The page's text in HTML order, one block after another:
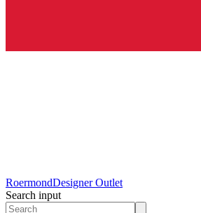
RoermondDesigner Outlet
Search input